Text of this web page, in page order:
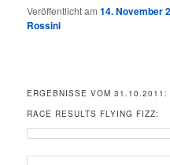
Veröffentlicht am14. November
Rossini
ERGEBNISSE VOM 31.10.2011:
RACE RESULTS FLYING FIZZ: